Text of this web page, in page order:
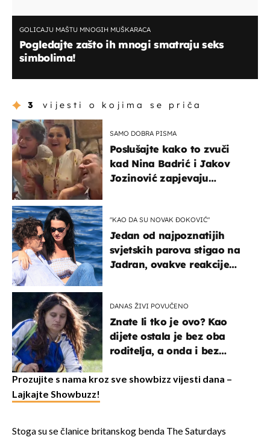
GOLICAJU MAŠTU MNOGIH MUŠKARACA
Pogledajte zašto ih mnogi smatraju seks
simbolima!
3 vijesti o kojima se priča
SAMO DOBRA PISMA
Poslušajte kako to zvuči
kad Nina Badrić i Jakov
Jozinović zapjevaju
"KAO DA SU NOVAK ĐOKOVIĆ"
Jedan od najpoznatijih
svjetskih parova stigao na
Jadran, ovakve reakcije
DANAS ŽIVI POVUČENO
Znate li tko je ovo? Kao
dijete ostala je bez oba
roditelja, a onda i bez
naslijediti
Prozujite s nama kroz sve showbizz vijesti dana –
Lajkajte Showbuzz!
Stoga su se članice britanskog benda The Saturdays